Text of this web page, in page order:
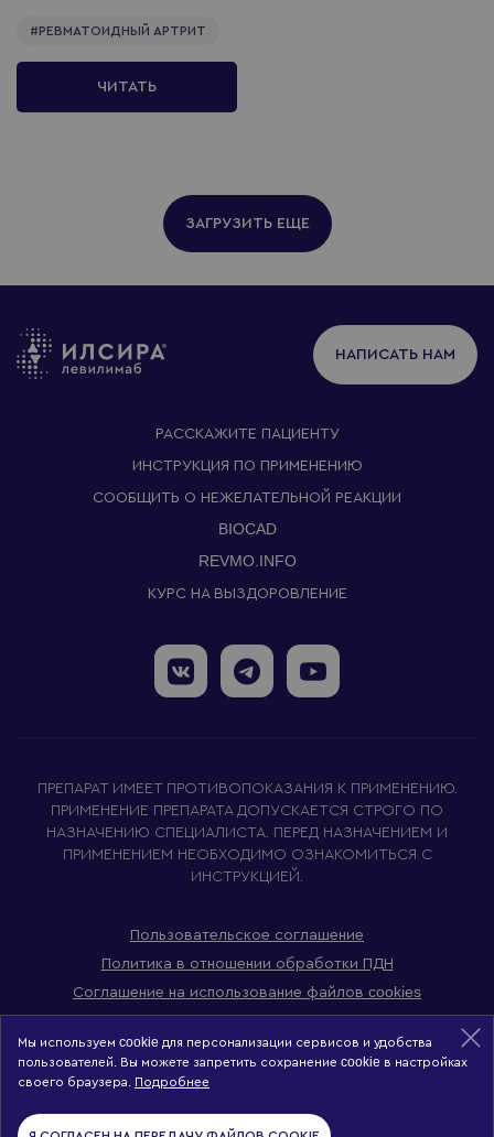
#РЕВМАТОИДНЫЙ АРТРИТ
ЧИТАТЬ
ЗАГРУЗИТЬ ЕЩЕ
НАПИСАТЬ НАМ
РАССКАЖИТЕ ПАЦИЕНТУ
BIOCAD
ИНСТРУКЦИЯ ПО ПРИМЕНЕНИЮ
REVMO.INFO
СООБЩИТЬ О НЕЖЕЛАТЕЛЬНОЙ РЕАКЦИИ
КУРС НА ВЫЗДОРОВЛЕНИЕ
ПРЕПАРАТ ИМЕЕТ ПРОТИВОПОКАЗАНИЯ К ПРИМЕНЕНИЮ.
ПРИМЕНЕНИЕ ПРЕПАРАТА ДОПУСКАЕТСЯ СТРОГО ПО
НАЗНАЧЕНИЮ СПЕЦИАЛИСТА. ПЕРЕД НАЗНАЧЕНИЕМ И
ПРИМЕНЕНИЕМ НЕОБХОДИМО ОЗНАКОМИТЬСЯ С
ИНСТРУКЦИЕЙ.
Пользовательское соглашение
Политика в отношении обработки ПДН
Соглашение на использование файлов cookies
© 2026Все права на материалы сайта принадлежат
использование материалов сайта разрешено только с
Мы используем cookie для персонализации сервисов и удобства
пользователей. Вы можете запретить сохранение cookie в настройках
своего браузера.
Подробнее